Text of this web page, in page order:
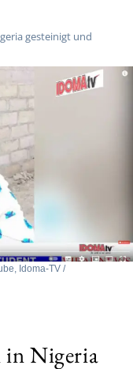
gesteinigt und
Idoma-TV /
in Nigeria